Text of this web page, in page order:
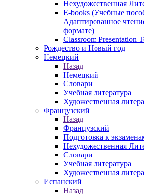
Нехудожественная
E-books (Учебные
Адаптированное
формате)
Classroom Presentation
Рождество и Новый год
Немецкий
Назад
Немецкий
Словари
Учебная литература
Художественная
Французский
Назад
Французский
Подготовка к
Нехудожественная
Словари
Учебная литература
Художественная
Испанский
Назад